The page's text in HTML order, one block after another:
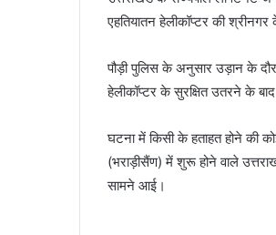
एहतियातन हेलीकॉप्टर की
पौड़ी पुलिस के अनुसार उड़ान के
हेलीकॉप्टर के सुरक्षित उतरने के
घटना में किसी के हताहत होने की
(भराड़ीसैंण) में शुरू होने वाले
सामने आई।